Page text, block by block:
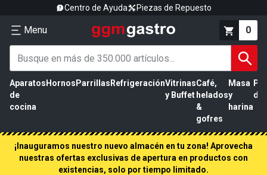
Centro de Ayuda Piezas de Repuesto
Menu 0
Aparatos
de
cocina
Hornos Parrillas RefrigeraciónVitrinas
y Buffet
Café,
helados
&
gofres
Masa
y
harina
de
¡Inauguramos nuestro nuevo almacén en tu zona! Aprovecha
nuestras ofertas exclusivas de apertura en productos con
existencias, solo por tiempo limitado.